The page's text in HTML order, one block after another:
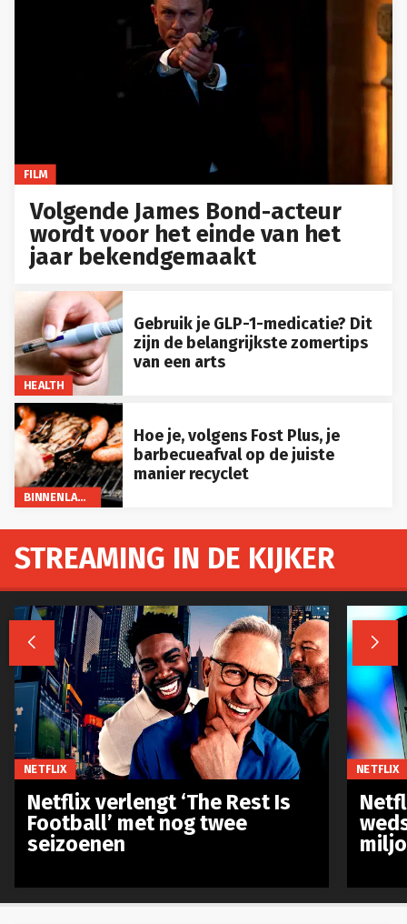
FILM
Volgende James Bond-acteur
wordt voor het einde van het
jaar bekendgemaakt
HEALTH
Gebruik je GLP-1-medicatie? Dit
zijn de belangrijkste zomertips
van een arts
BINNENLAND
Hoe je, volgens Fost Plus, je
barbecueafval op de juiste
manier recyclet
STREAMING IN DE KIJKER
 
NETFLIX
Netflix verlengt ‘The Rest Is
Football’ met nog twee
seizoenen
NETFLIX